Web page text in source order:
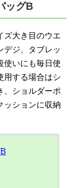
ッグB
ズ大き目のウエ
デジ、タブレッ
使いにも毎日使
用する場合はシ
、ショルダーポ
ッションに収納